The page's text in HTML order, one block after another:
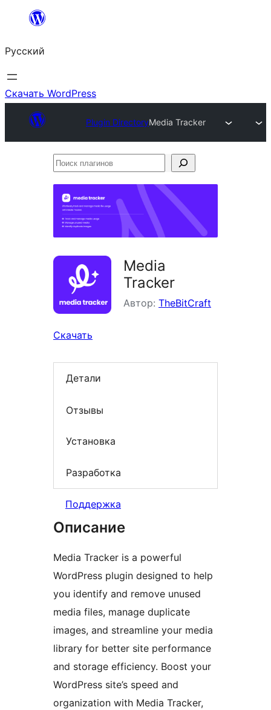
Перейти
содержимому
Русский
Скачать WordPress
Plugin DirectoryMedia Tracker
Поиск
Media
Tracker
Автор: TheBitCraft
Скачать
Детали
Отзывы
Установка
Разработка
Поддержка
Описание
Media Tracker is a powerful
WordPress plugin designed to help
you identify and remove unused
media files, manage duplicate
images, and streamline your media
library for better site performance
and storage efficiency. Boost your
WordPress site’s speed and
organization with Media Tracker,